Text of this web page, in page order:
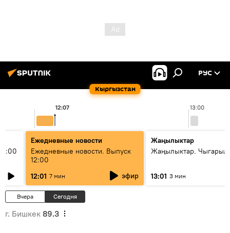
Кыргызстан
РУС
13:00
12:07
Ежедневные новости
Ежедневные новости. Выпуск
12:00
12:01 7 мин эфир
Жаңылыктар
Жаңылыктар.
13:01 3 мин
Вчера Сегодня
г. Бишкек 89.3